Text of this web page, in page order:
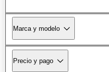
Marca y modelo
Precio y pago